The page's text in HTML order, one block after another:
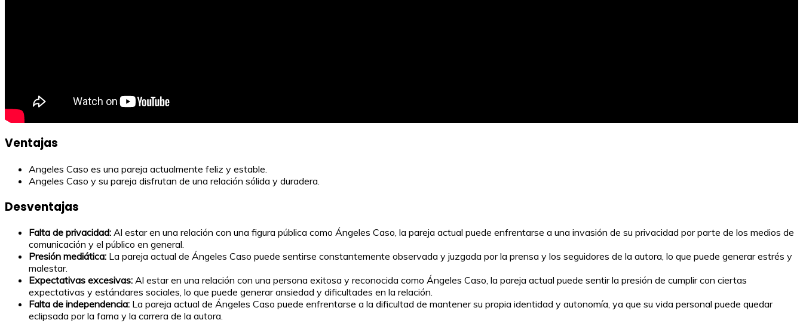
Ventajas
Angeles Caso es una pareja actualmente feliz y estable.
Angeles Caso y su pareja disfrutan de una relación sólida y duradera.
Desventajas
Falta de privacidad: Al estar en una relación con una figura pública como Ángeles Caso, la pareja actual puede enfrentarse a una invasión de su privacidad por parte de los medios de
comunicación y el público en general.
Presión mediática: La pareja actual de Ángeles Caso puede sentirse constantemente observada y juzgada por la prensa y los seguidores de la autora, lo que puede generar estrés y
malestar.
Expectativas excesivas: Al estar en una relación con una persona exitosa y reconocida como Ángeles Caso, la pareja actual puede sentir la presión de cumplir con ciertas
expectativas y estándares sociales, lo que puede generar ansiedad y dificultades en la relación.
Falta de independencia: La pareja actual de Ángeles Caso puede enfrentarse a la dificultad de mantener su propia identidad y autonomía, ya que su vida personal puede quedar
eclipsada por la fama y la carrera de la autora.